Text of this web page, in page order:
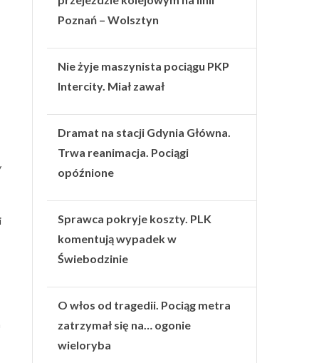
Poznań – Wolsztyn
Nie żyje maszynista pociągu PKP
Intercity. Miał zawał
Dramat na stacji Gdynia Główna.
Trwa reanimacja. Pociągi
opóźnione
Sprawca pokryje koszty. PLK
komentują wypadek w
Świebodzinie
O włos od tragedii. Pociąg metra
zatrzymał się na… ogonie
wieloryba